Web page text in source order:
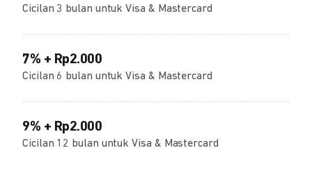
Cicilan 3 bulan untuk Visa & Mastercard
7% + Rp2.000
Cicilan 6 bulan untuk Visa & Mastercard
9% + Rp2.000
Cicilan 12 bulan untuk Visa & Mastercard